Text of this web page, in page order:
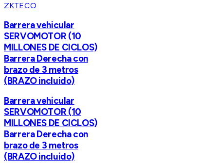
ZKTECO
Barrera vehicular
SERVOMOTOR (10
MILLONES DE CICLOS)
Barrera Derecha con
brazo de 3 metros
(BRAZO incluido)
Barrera vehicular
SERVOMOTOR (10
MILLONES DE CICLOS)
Barrera Derecha con
brazo de 3 metros
(BRAZO incluido)